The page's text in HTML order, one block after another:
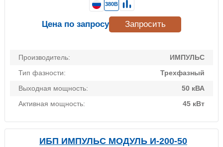
Производитель:
ИМПУЛЬС
Тип фазности:
Трехфазный
Выходная мощность:
50 кВА
Активная мощность:
45 кВт
380В
Цена по запросу Запросить
ИБП ИМПУЛЬС МОДУЛЬ И-200-50